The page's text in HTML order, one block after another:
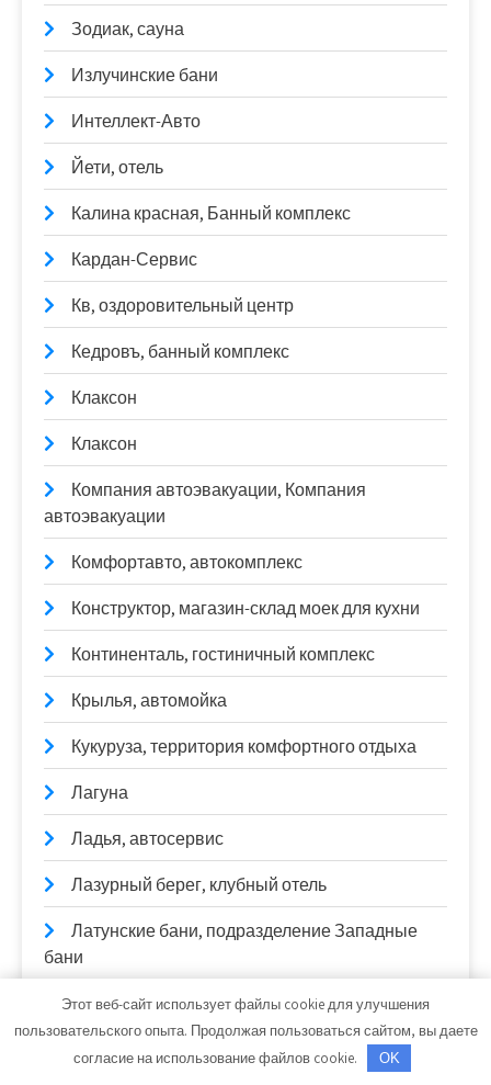
Зодиак, сауна
Излучинские бани
Интеллект-Авто
Йети, отель
Калина красная, Банный комплекс
Кардан-Сервис
Кв, оздоровительный центр
Кедровъ, банный комплекс
Клаксон
Клаксон
Компания автоэвакуации, Компания
автоэвакуации
Комфортавто, автокомплекс
Конструктор, магазин-склад моек для кухни
Континенталь, гостиничный комплекс
Крылья, автомойка
Кукуруза, территория комфортного отдыха
Лагуна
Ладья, автосервис
Лазурный берег, клубный отель
Латунские бани, подразделение Западные
бани
Латунские бани, подразделение Северные
бани
Этот веб-сайт использует файлы cookie для улучшения
пользовательского опыта. Продолжая пользоваться сайтом, вы даете
согласие на использование файлов cookie.
OK